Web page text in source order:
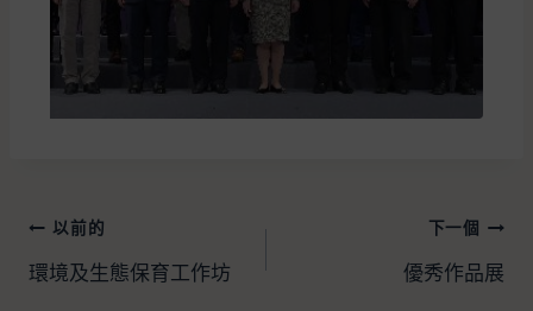
以前的
環境及生態保育工作坊
下一個
優秀作品展